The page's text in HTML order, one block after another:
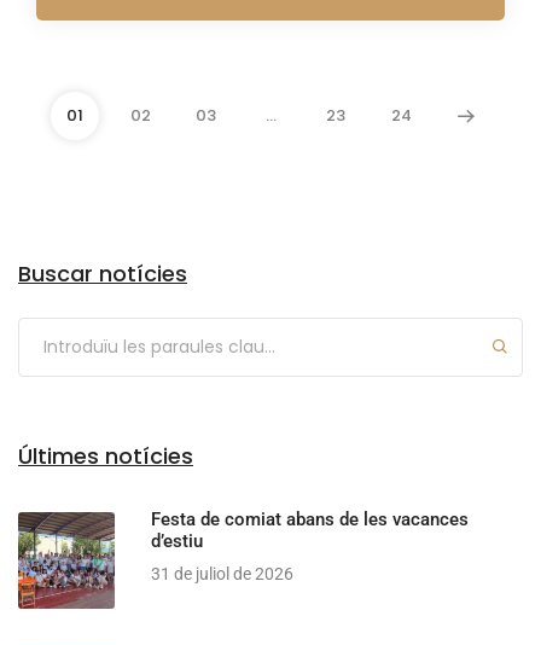
01 02 03 … 23 24
Buscar notícies
Últimes notícies
Festa de comiat abans de les vacances
d’estiu
31 de juliol de 2026